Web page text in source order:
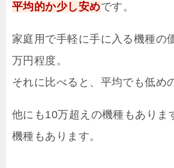
平均的か少し安めです。
家庭用で手軽に手に入る機種の
万円程度。
それに比べると、平均でも低め
他にも10万超えの機種もありま
機種もあります。